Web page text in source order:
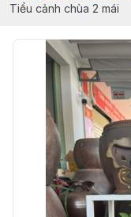
Tiểu cảnh chùa 2 mái